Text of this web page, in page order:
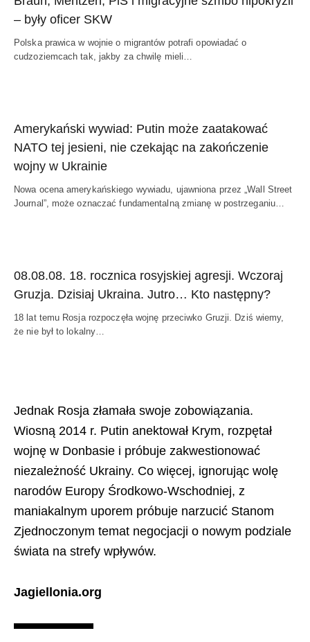
– były oficer SKW
Polska prawica w wojnie o migrantów potrafi opowiadać o
cudzoziemcach tak, jakby za chwilę mieli…
Amerykański wywiad: Putin może zaatakować
NATO tej jesieni, nie czekając na zakończenie
wojny w Ukrainie
Nowa ocena amerykańskiego wywiadu, ujawniona przez „Wall Street
Journal”, może oznaczać fundamentalną zmianę w postrzeganiu…
08.08.08. 18. rocznica rosyjskiej agresji. Wczoraj
Gruzja. Dzisiaj Ukraina. Jutro… Kto następny?
18 lat temu Rosja rozpoczęła wojnę przeciwko Gruzji. Dziś wiemy,
że nie był to lokalny…
Jednak Rosja złamała swoje zobowiązania.
Wiosną 2014 r. Putin anektował Krym, rozpętał
wojnę w Donbasie i próbuje zakwestionować
niezależność Ukrainy. Co więcej, ignorując wolę
narodów Europy Środkowo-Wschodniej, z
maniakalnym uporem próbuje narzucić Stanom
Zjednoczonym temat negocjacji o nowym podziale
świata na strefy wpływów.
Jagiellonia.org